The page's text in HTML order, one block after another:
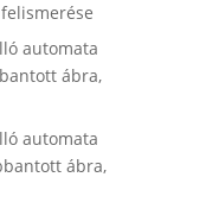
automata
ábra,
automata
ábra,